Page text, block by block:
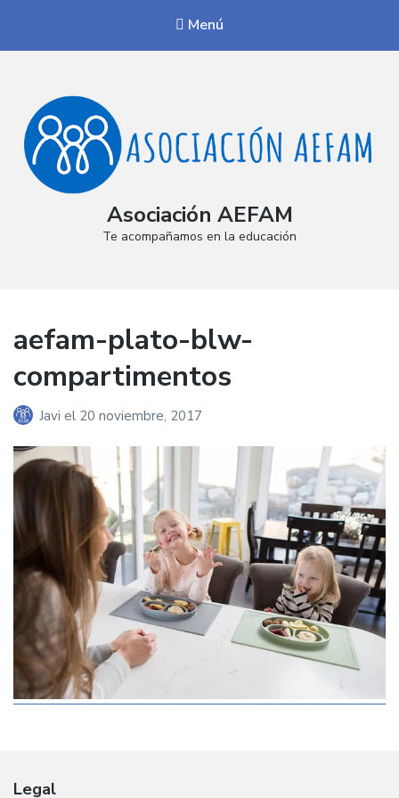
Menú
Asociación AEFAM
Te acompañamos en la educación
aefam-plato-blw-
compartimentos
Javi el 20 noviembre, 2017
Legal